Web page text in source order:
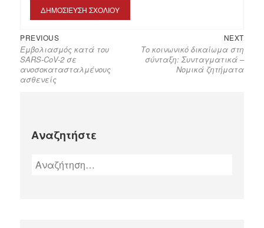
PREVIOUS
Εμβολιασμός κατά του
SARS-CoV-2 σε
ανοσοκατασταλμένους
ασθενείς
NEXT
Το κοινωνικό δικαίωμα στη
σύνταξη: Συνταγματικά –
Νομικά ζητήματα
Αναζητήστε